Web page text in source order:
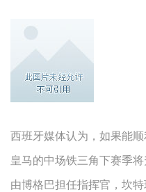
西班牙媒体认为，如果能
皇马的中场铁三角下赛季
由博格巴担任指挥官，坎